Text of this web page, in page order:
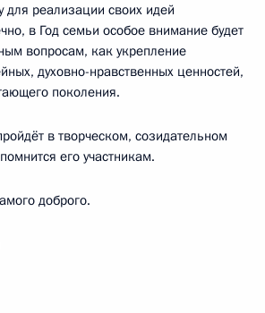
для реализации своих идей
в Год семьи особое внимание будет
вопросам, как укрепление
духовно-нравственных ценностей,
поколения.
в творческом, созидательном
его участникам.
доброго.